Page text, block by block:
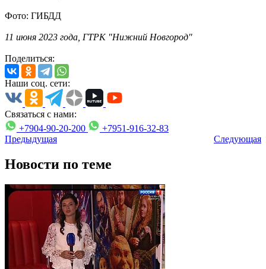
Фото: ГИБДД
11 июня 2023 года, ГТРК "Нижний Новгород"
Поделиться:
Наши соц. сети:
Связаться с нами:
+7904-90-20-200
+7951-916-32-83
Предыдущая
Следующая
Новости по теме